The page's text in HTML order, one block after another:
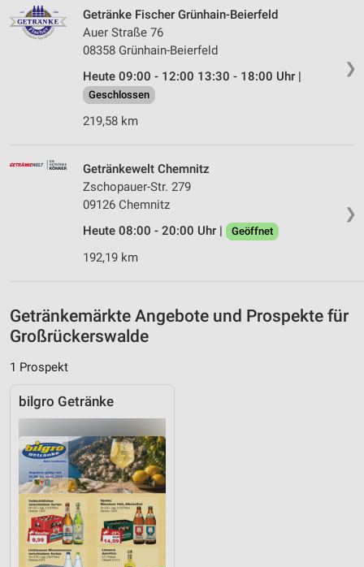
❯
Getränke Fischer Grünhain-Beierfeld
Auer Straße 76
08358 Grünhain-Beierfeld
Heute 09:00 - 12:00 13:30 - 18:00 Uhr |
Geschlossen
219,58 km
❯
Getränkewelt Chemnitz
Zschopauer-Str. 279
09126 Chemnitz
Heute 08:00 - 20:00 Uhr |
Geöffnet
192,19 km
Getränkemärkte Angebote und Prospekte für
Großrückerswalde
1 Prospekt
bilgro Getränke
Verwendung reduzierter Daten zur Auswahl von
Inhalten
IAB-Besonderheiten:
Verwendung genauer Standortdaten
Geräte anhand von aktiv angeforderten
Informationen identifizieren
Performance